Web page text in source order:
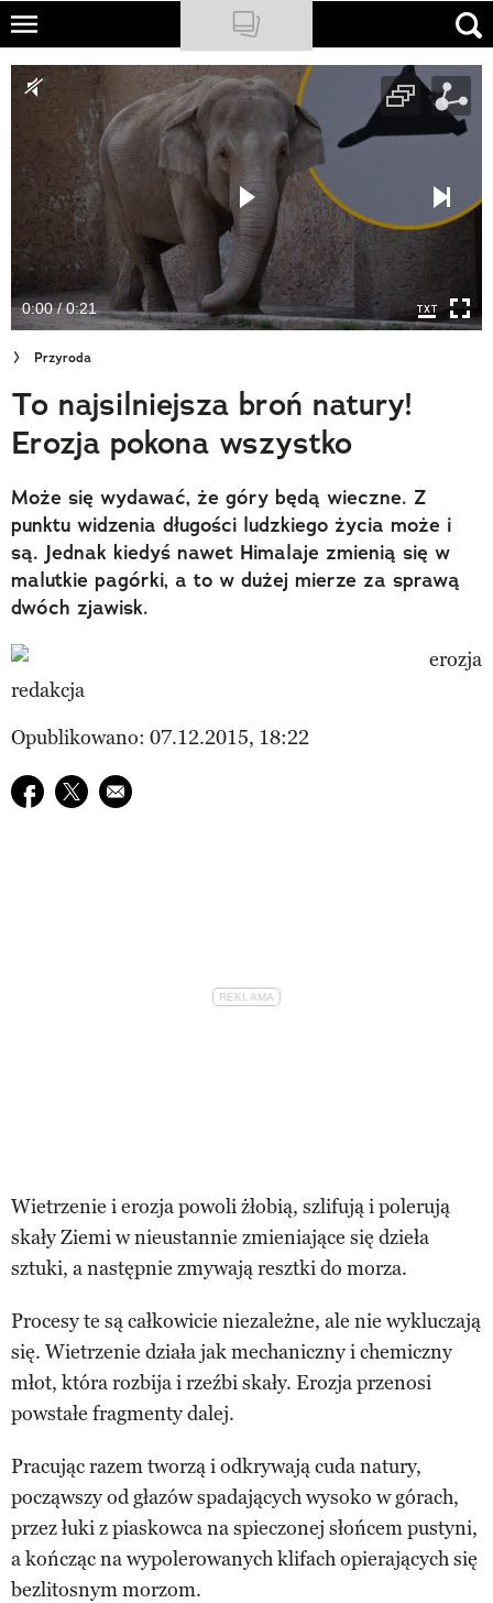
Skip
main
content
NATIONAL GEOGRAPHIC
TRAVELER
PODCASTY
Sklep
Newsletter
Cuda Polski
Wielki Konkurs Fotograficzny
Trendbook Podróżniczy
Polecane
0:00 / 0:21
Przyroda
To najsilniejsza broń natury!
Erozja pokona wszystko
Może się wydawać, że góry będą wieczne. Z
punktu widzenia długości ludzkiego życia może i
są. Jednak kiedyś nawet Himalaje zmienią się w
malutkie pagórki, a to w dużej mierze za sprawą
dwóch zjawisk.
redakcja
Opublikowano: 07.12.2015, 18:22
Udostępnij na facebook
Udostępnij na twitter
E-mail do przyjaciela
Wietrzenie i erozja powoli żłobią, szlifują i polerują
skały Ziemi w nieustannie zmieniające się dzieła
sztuki, a następnie zmywają resztki do morza.
Procesy te są całkowicie niezależne, ale nie wykluczają
się. Wietrzenie działa jak mechaniczny i chemiczny
młot, która rozbija i rzeźbi skały. Erozja przenosi
powstałe fragmenty dalej.
Pracując razem tworzą i odkrywają cuda natury,
począwszy od głazów spadających wysoko w górach,
przez łuki z piaskowca na spieczonej słońcem pustyni,
a kończąc na wypolerowanych klifach opierających się
bezlitosnym morzom.